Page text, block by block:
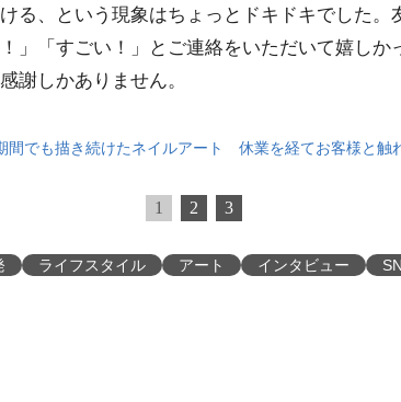
る、という現象はちょっとドキドキでした。
」「すごい！」とご連絡をいただいて嬉しか
謝しかありません。
間でも描き続けたネイルアート 休業を経てお客様と触
1 2 3
ライフスタイル アート インタビュー